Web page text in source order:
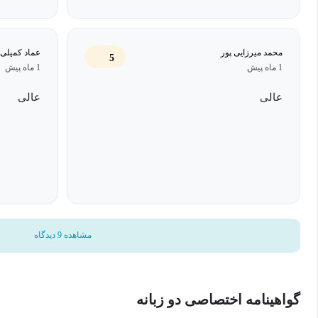
محمد میرزایی پور
1 ماه پیش
5
عالی
عماد کمیلی
1 ماه پیش
عالی
مشاهده 9 دیدگاه
گواهینامه اختصاصی دو زبانه